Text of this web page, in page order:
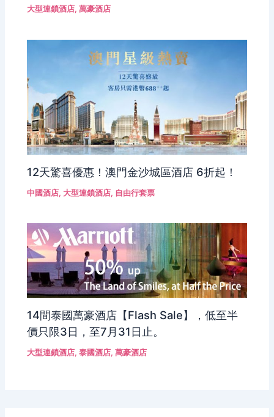
大型連鎖酒店,萬豪酒店
12天驚喜優惠！澳門金沙城區酒店 6折起！
中國酒店, 大型連鎖酒店, 自由行套票
14間泰國萬豪酒店【Flash Sale】，低至半
價只限3日，至7月31日止。
大型連鎖酒店,泰國酒店,萬豪酒店